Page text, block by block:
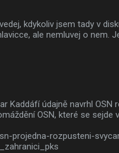
kdykoliv jsem tady v
ale nemluvej o nem.
Kaddáfí údajně navrhl
OSN, které se sejde
projedna-rozpusteni-